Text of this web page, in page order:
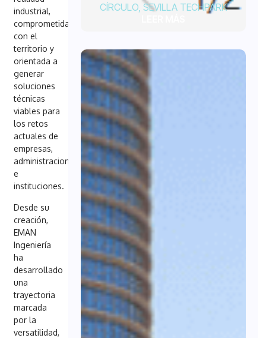
industrial,
comprometida
con el
territorio y
orientada a
generar
soluciones
técnicas
viables para
los retos
actuales de
empresas,
administraciones
e
instituciones.
Desde su
creación,
EMAN
Ingeniería
ha
desarrollado
una
trayectoria
marcada
por la
versatilidad,
CÍRCULO, SEVILLA TECHPARK